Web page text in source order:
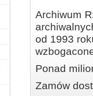
Archiwum
od 1993
Ponad
Zamów